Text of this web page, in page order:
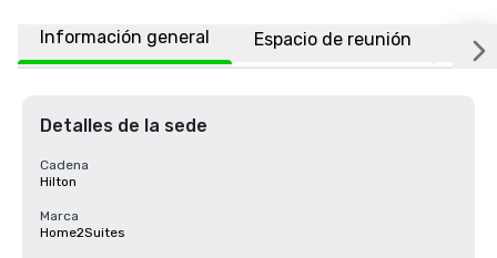
Información general Espacio de reunión
Detalles de la sede
Cadena
Hilton
Marca
Home2Suites